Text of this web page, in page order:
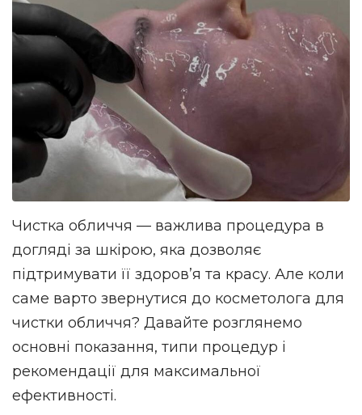
Чистка обличчя — важлива процедура в
догляді за шкірою, яка дозволяє
підтримувати її здоров’я та красу. Але коли
саме варто звернутися до косметолога для
чистки обличчя? Давайте розглянемо
основні показання, типи процедур і
рекомендації для максимальної
ефективності.